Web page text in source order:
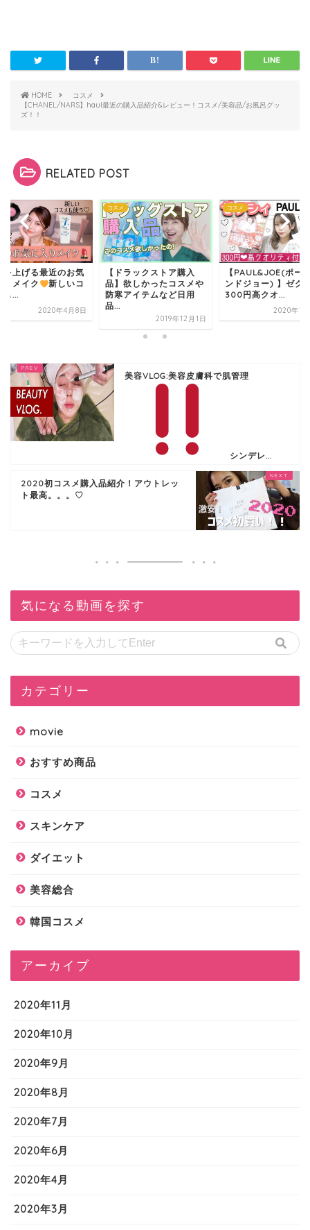
HOME
コスメ
【CHANEL/NARS】haul最近の購入品紹介&レビュー！コスメ/美容品/お風呂グッ
ズ！！
RELATED POST
ラックストア購入
欲しかったコスメや
アイテムなど日用
2019年12月1日
コスメ
【PAUL&JOE(ポールア
ンドジョー) 】ゼクシィ
300円高クオ...
コスメ
気分を上げる最近の
に入りメイク
新し
スメも...
2020年4
美容VLOG:美容皮膚科で肌管理
シンデレ...
2020初コスメ購入品紹介！アウトレッ
ト最高。。。♡
気になる動画を探す
カテゴリー
movie
おすすめ商品
コスメ
スキンケア
ダイエット
美容総合
韓国コスメ
アーカイブ
2020年11月
2020年10月
2020年9月
2020年8月
2020年7月
2020年6月
2020年4月
2020年3月